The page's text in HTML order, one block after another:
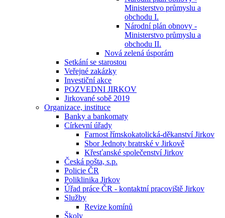
Ministerstvo průmyslu a
obchodu I.
Národní plán obnovy -
Ministerstvo průmyslu a
obchodu II.
Nová zelená úsporám
Setkání se starostou
Veřejné zakázky
Investiční akce
POZVEDNI JIRKOV
Jirkované sobě 2019
Organizace, instituce
Banky a bankomaty
Církevní úřady
Farnost římskokatolická-děkanství Jirkov
Sbor Jednoty bratrské v Jirkově
Křesťanské společenství Jirkov
Česká pošta, s.p.
Policie ČR
Poliklinika Jirkov
Úřad práce ČR - kontaktní pracoviště Jirkov
Služby
Revize komínů
Školy